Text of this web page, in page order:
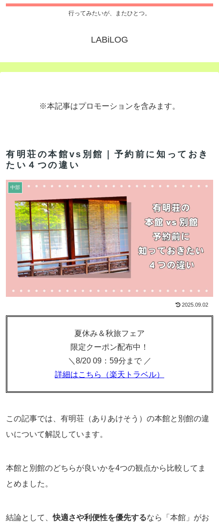
行ってみたいが、またひとつ。
LABiLOG
※本記事はプロモーションを含みます。
有明荘の本館vs別館｜予約前に知っておき
たい４つの違い
中部
2025.09.02
夏休み＆秋旅フェア
限定クーポン配布中！
＼8/20 09：59分まで ／
詳細はこちら（楽天トラベル）
この記事では、有明荘（ありあけそう）の本館と別館の違
いについて解説しています。
本館と別館のどちらが良いかを4つの観点から比較してま
とめました。
結論として、快適さや利便性を優先するなら「本館」がお